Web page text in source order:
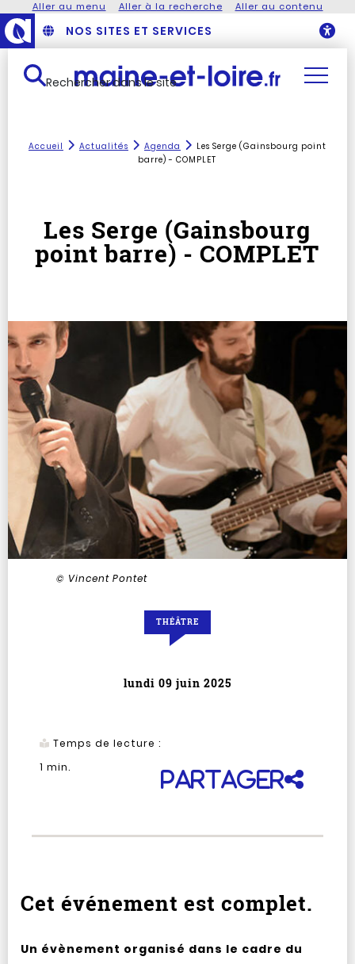
Aller au menu Aller à la recherche Aller au contenu
NOS SITES ET SERVICES
Rechercher dans le site
Accueil Actualités Agenda
Les Serge (Gainsbourg point
barre) - COMPLET
Les Serge (Gainsbourg
point barre) - COMPLET
© Vincent Pontet
THÉÂTRE
lundi 09 juin 2025
Temps de lecture :
1 min.
Partager
Cet événement est complet.
Un évènement organisé dans le cadre du